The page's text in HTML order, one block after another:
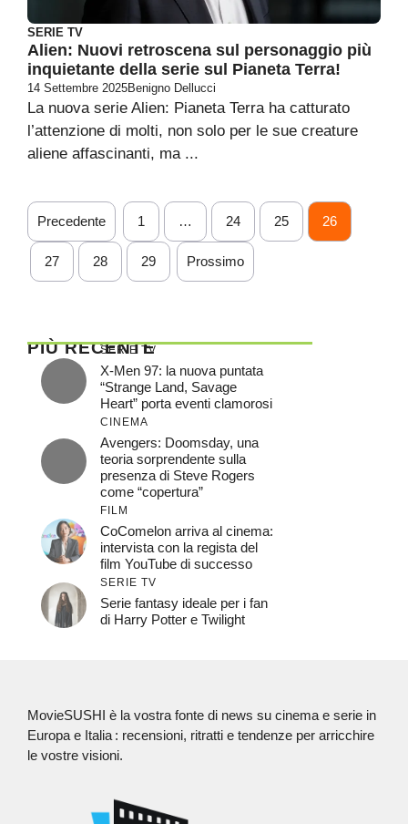
SERIE TV
Alien: Nuovi retroscena sul personaggio più
inquietante della serie sul Pianeta Terra!
14 Settembre 2025Benigno Dellucci
La nuova serie Alien: Pianeta Terra ha catturato
l’attenzione di molti, non solo per le sue creature
aliene affascinanti, ma ...
Precedente 1 … 24 25 26
27 28 29 Prossimo
PIÙ RECENTE
SERIE TV
X-Men 97: la nuova puntata
“Strange Land, Savage
Heart” porta eventi clamorosi
CINEMA
Avengers: Doomsday, una
teoria sorprendente sulla
presenza di Steve Rogers
come “copertura”
FILM
CoComelon arriva al cinema:
intervista con la regista del
film YouTube di successo
SERIE TV
Serie fantasy ideale per i fan
di Harry Potter e Twilight
MovieSUSHI è la vostra fonte di news su cinema e serie in
Europa e Italia : recensioni, ritratti e tendenze per arricchire
le vostre visioni.